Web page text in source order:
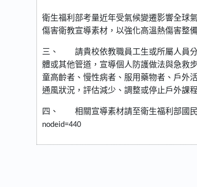
衛生福利部考量近年受氣候變遷影響全球
傷害衛教宣導素材，以強化高溫熱傷害整
三、
請貴校依教職員工生或所屬人員
體或其他管道，宣導個人防護做法與急救
童高齡者、慢性病者、服用藥物者、戶外
通風狀況，評估減少、調整或停止戶外課
四、 相關宣導素材請至衛生福利部國
nodeid=440